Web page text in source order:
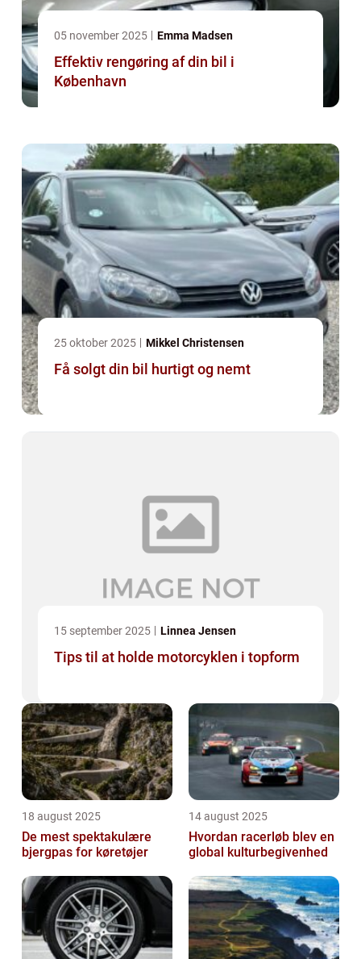
05 november 2025 Emma Madsen
Effektiv rengøring af din bil i
København
25 oktober 2025 Mikkel Christensen
Få solgt din bil hurtigt og nemt
15 september 2025 Linnea Jensen
Tips til at holde motorcyklen i topform
18 august 2025
De mest spektakulære
bjergpas for køretøjer
14 august 2025
Hvordan racerløb blev en
global kulturbegivenhed